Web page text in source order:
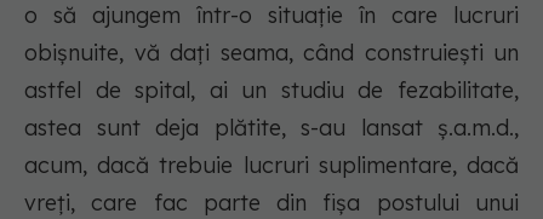
o să ajungem într-o situație în care lucruri
obișnuite, vă dați seama, când construiești un
astfel de spital, ai un studiu de fezabilitate,
astea sunt deja plătite, s-au lansat ș.a.m.d.,
acum, dacă trebuie lucruri suplimentare, dacă
vreți, care fac parte din fișa postului unui